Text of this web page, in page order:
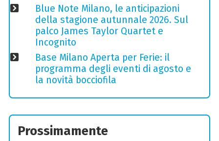
Blue Note Milano, le anticipazioni
della stagione autunnale 2026. Sul
palco James Taylor Quartet e
Incognito
Base Milano Aperta per Ferie: il
programma degli eventi di agosto e
la novità bocciofila
Prossimamente